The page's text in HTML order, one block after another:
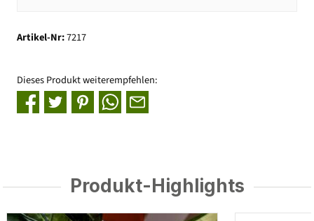
Artikel-Nr:7217
Dieses Produkt weiterempfehlen:
Produkt-Highlights